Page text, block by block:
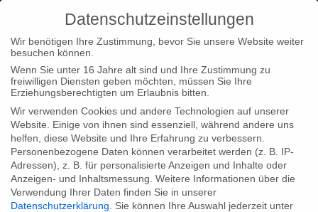
Typ|News
Home Categories: Typ|News
Posted in Startseite, Typ|News,Typ|Filmnews by constanza
Datenschutzeinstellungen
Wir benötigen Ihre Zustimmung, bevor Sie unsere Website weiter
besuchen können.
Wenn Sie unter 16 Jahre alt sind und Ihre Zustimmung zu
freiwilligen Diensten geben möchten, müssen Sie Ihre
Erziehungsberechtigten um Erlaubnis bitten.
Wir verwenden Cookies und andere Technologien auf unserer
Website. Einige von ihnen sind essenziell, während andere uns
helfen, diese Website und Ihre Erfahrung zu verbessern.
Personenbezogene Daten können verarbeitet werden (z. B. IP-
Adressen), z. B. für personalisierte Anzeigen und Inhalte oder
Anzeigen- und Inhaltsmessung. Weitere Informationen über die
Verwendung Ihrer Daten finden Sie in unserer
Datenschutzerklärung
Sie können Ihre Auswahl jederzeit unter